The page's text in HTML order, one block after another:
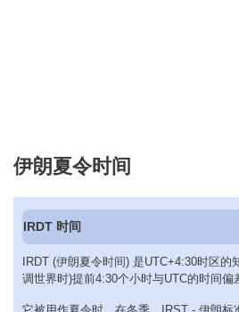
伊朗夏令时间
IRDT 时间
IRDT (伊朗夏令时间) 是UTC+4:30时区
调世界时)提前4:30个小时与UTC的时间偏